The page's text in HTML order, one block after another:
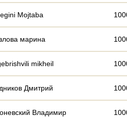
Mojtaba
марина
mikheil
Дмитрий
Владимир